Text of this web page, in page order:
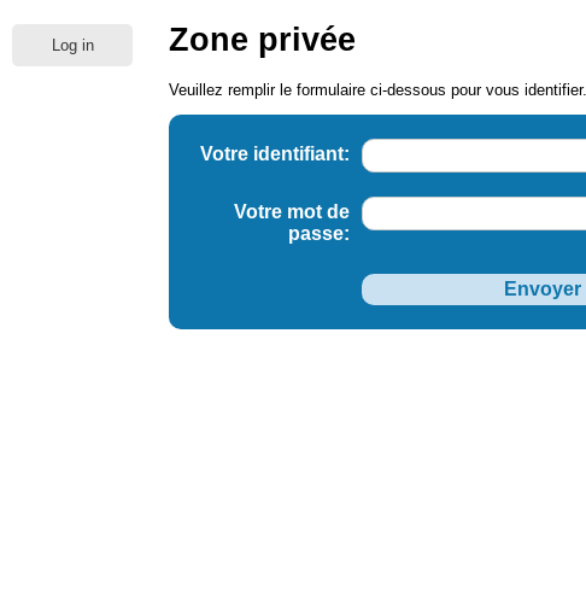
Log in Zone privée
Veuillez remplir le formulaire ci-dessous pour vous identifier.
Votre identifiant:
Votre mot de
passe: